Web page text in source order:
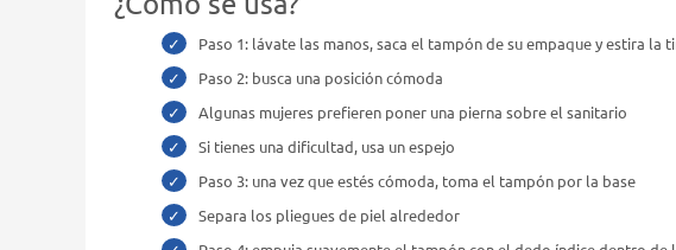
Paso 1: lávate las manos, saca el tampón de su empaque y estira
Paso 2: busca una posición cómoda
Algunas mujeres prefieren poner una pierna sobre el sanitario
Si tienes una dificultad, usa un espejo
Paso 3: una vez que estés cómoda, toma el tampón por la base
Separa los pliegues de piel alrededor